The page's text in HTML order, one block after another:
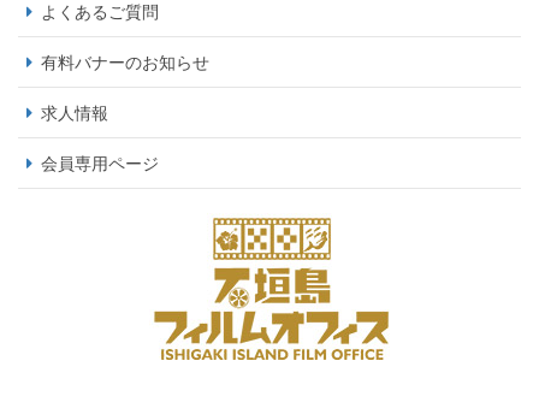
よくあるご質問
有料バナーのお知らせ
求人情報
会員専用ページ